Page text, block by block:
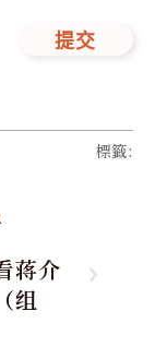
提交
標籤:
蒋介
组